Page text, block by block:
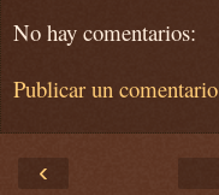
No hay comentarios:
Publicar un comentario
‹